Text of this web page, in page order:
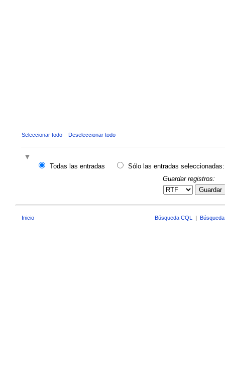
Seleccionar todo Deseleccionar todo
Todas las entradas
Sólo las entradas seleccionadas:
Guardar registros:
Guardar
Inicio Búsqueda CQL